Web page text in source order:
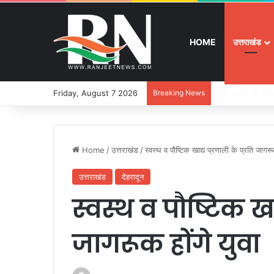
HOME उत्तराखंड
Friday, August 7 2026 Breaking News
Home /उत्तराखंड /स्वस्थ व पौष्टिक खाद्य प्रणाली के प्रति
उत्तराखंड देहरादून
स्वस्थ व पौष्टिक
जागरूक होंगे युवा